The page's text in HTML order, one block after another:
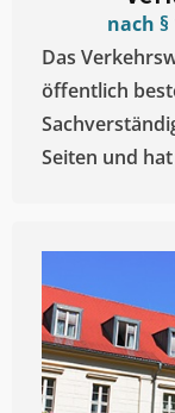
nach
Das
öffentlich
Seiten und